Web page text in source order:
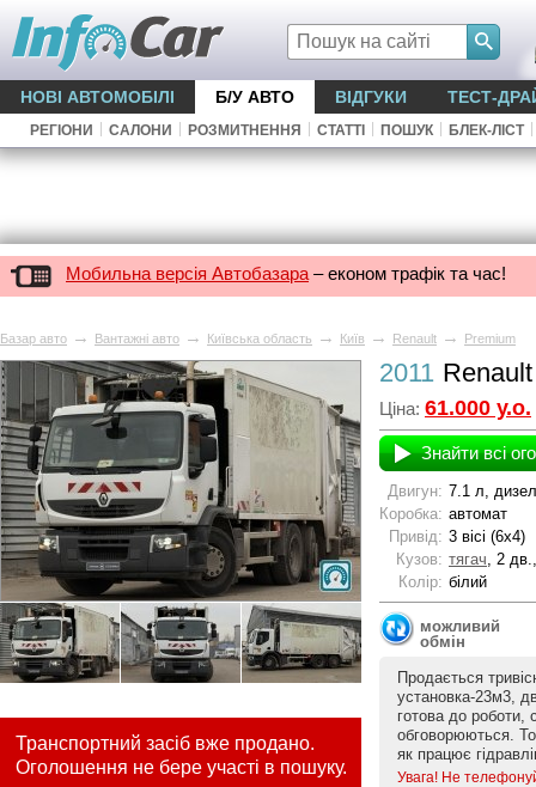
НОВІ АВТОМОБІЛІ Б/У АВТО ВІДГУКИ ТЕСТ-
РЕГІОНИ САЛОНИ РОЗМИТНЕННЯ СТАТТІ ПОШУК БЛЕК-ЛІСТ
Мобильна версія Автобазара – економ трафік та час!
Базар авто → Вантажні авто → Київська область → Київ → Renault → Premium
Транспортний засіб вже продано.
Оголошення не бере участі в пошуку.
2011
Ціна: 61.000 у.о.
Знайти всі
Двигун: 7.1 л,
Коробка: автомат
Привід: 3 вісі (6x4)
Кузов: тягач, 2
Колір: білий
можливий
обмін
Продається
установка-23м3,
готова до роботи,
обговорюються.
як працює
Увага! Не